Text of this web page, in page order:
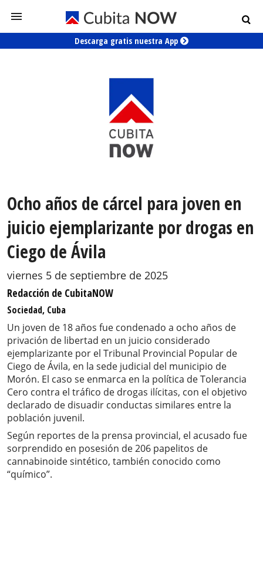
Descarga gratis nuestra App
Ocho años de cárcel para joven en
juicio ejemplarizante por drogas en
Ciego de Ávila
viernes 5 de septiembre de 2025
Redacción de CubitaNOW
Sociedad, Cuba
Un joven de 18 años fue condenado a ocho años de
privación de libertad en un juicio considerado
ejemplarizante por el Tribunal Provincial Popular de
Ciego de Ávila, en la sede judicial del municipio de
Morón. El caso se enmarca en la política de Tolerancia
Cero contra el tráfico de drogas ilícitas, con el objetivo
declarado de disuadir conductas similares entre la
población juvenil.
Según reportes de la prensa provincial, el acusado fue
sorprendido en posesión de 206 papelitos de
cannabinoide sintético, también conocido como
“químico”.